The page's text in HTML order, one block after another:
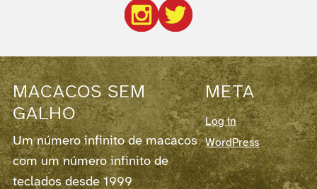
MACACOS SEM
GALHO
Um número infinito de macacos
com um número infinito de
teclados desde 1999
META
Log in
WordPress